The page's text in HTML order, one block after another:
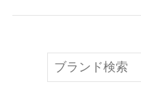
または梱包材不要